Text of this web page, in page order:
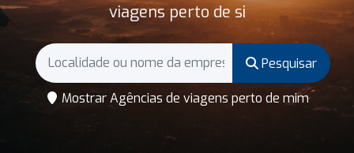
viagens perto de si
Pesquisar
Mostrar Agências de viagens perto de mim